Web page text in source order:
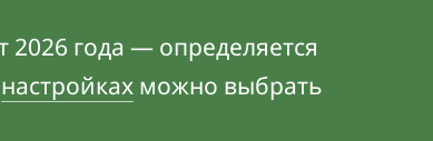
2026 года — определяется
настройках можно выбрать